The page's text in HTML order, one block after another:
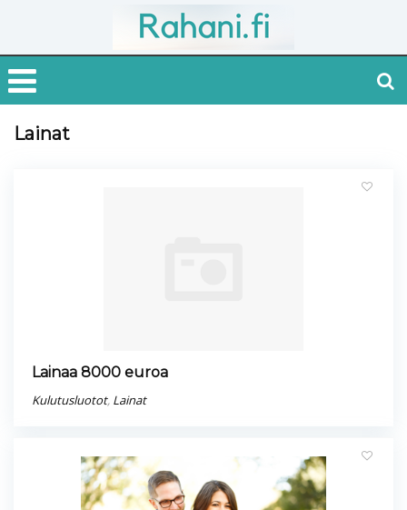
Lainat
Lainaa 8000 euroa
Kulutusluotot, Lainat